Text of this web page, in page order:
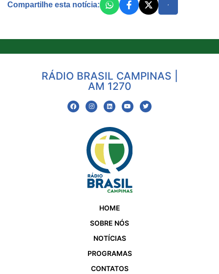
Compartilhe esta notícia:
RÁDIO BRASIL CAMPINAS |
AM 1270
HOME
SOBRE NÓS
NOTÍCIAS
PROGRAMAS
CONTATOS